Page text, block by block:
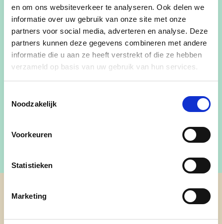
en om ons websiteverkeer te analyseren. Ook delen we
informatie over uw gebruik van onze site met onze
partners voor social media, adverteren en analyse. Deze
partners kunnen deze gegevens combineren met andere
informatie die u aan ze heeft verstrekt of die ze hebben
verzameld op basis van uw gebruik van hun services.
Noodzakelijk
Voorkeuren
Statistieken
Marketing
E-mailadres
Ja, ik aanvaard de privacyvoorwaarden.
Klikhierom de privacyvoorwaarden te raadplegen
Ontdek